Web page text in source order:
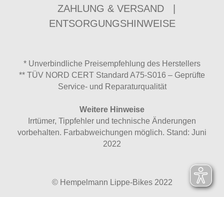
ZAHLUNG & VERSAND
ENTSORGUNGSHINWEISE
* Unverbindliche Preisempfehlung des Herstellers
** TÜV NORD CERT Standard A75-S016 – Geprüfte
Service- und Reparaturqualität
Weitere Hinweise
Irrtümer, Tippfehler und technische Änderungen
vorbehalten. Farbabweichungen möglich. Stand: Juni
2022
© Hempelmann Lippe-Bikes 2022